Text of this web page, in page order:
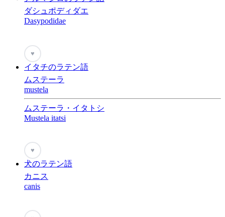
ダシュポディダエ
Dasypodidae
♥
イタチのラテン語
ムステーラ
mustela
ムステーラ・イタトシ
Mustela itatsi
♥
犬のラテン語
カニス
canis